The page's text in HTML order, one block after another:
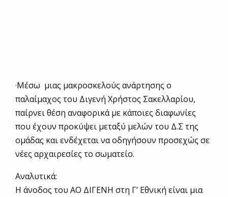
·Μέσω μιας μακροσκελούς ανάρτησης ο
παλαίμαχος του Διγενή Χρήστος Σακελλαρίου,
παίρνει θέση αναφορικά με κάποιες διαφωνίες
που έχουν προκύψει μεταξύ μελών του Δ.Σ της
ομάδας και ενδέχεται να οδηγήσουν προσεχώς σε
νέες αρχαιρεσίες το σωματείο.
Αναλυτικά:
Η άνοδος του ΑΟ ΔΙΓΕΝΗ στη Γ’ Εθνική είναι μια